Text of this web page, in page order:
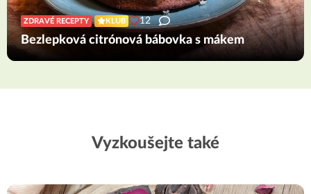
ZDRAVÉ RECEPTY KLUB 12
Bezlepková citrónová bábovka s mákem
Vyzkoušejte také